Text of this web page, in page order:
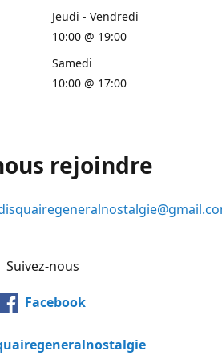
Jeudi - Vendredi
10:00 @ 19:00
Samedi
10:00 @ 17:00
rejoindre
Suivez-nous
Facebook